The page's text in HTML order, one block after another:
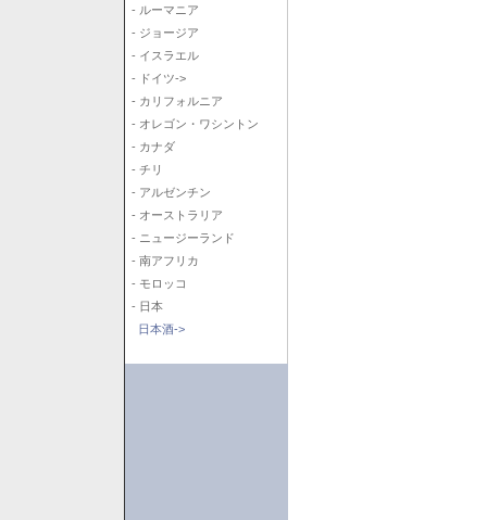
- ルーマニア
- ジョージア
- イスラエル
- ドイツ->
- カリフォルニア
- オレゴン・ワシントン
- カナダ
- チリ
- アルゼンチン
- オーストラリア
- ニュージーランド
- 南アフリカ
- モロッコ
- 日本
日本酒->